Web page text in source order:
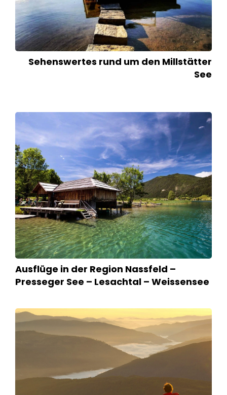
Sehenswertes rund um den Millstätter
See
Ausflüge in der Region Nassfeld –
Presseger See – Lesachtal – Weissensee